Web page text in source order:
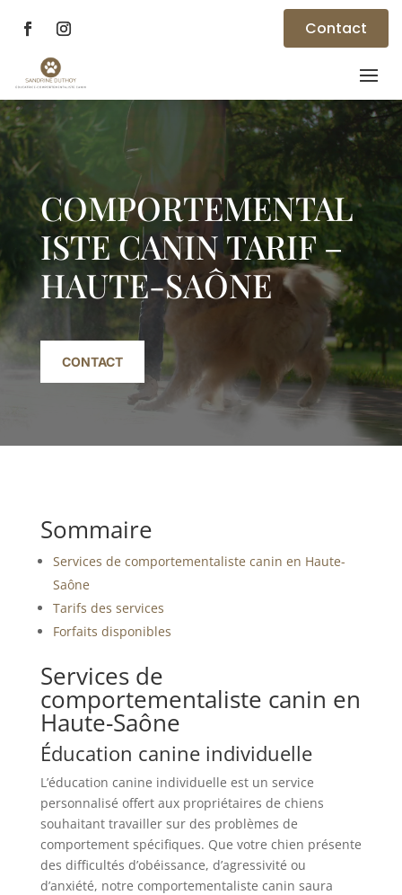
Contact
Lecteur
vidéo
COMPORTEMENTAL
ISTE CANIN TARIF –
HAUTE-SAÔNE
CONTACT
Sommaire
Services de comportementaliste canin en Haute-
Saône
Tarifs des services
Forfaits disponibles
Services de
comportementaliste canin en
Haute-Saône
Éducation canine individuelle
L’éducation canine individuelle est un service
personnalisé offert aux propriétaires de chiens
souhaitant travailler sur des problèmes de
comportement spécifiques. Que votre chien présente
des difficultés d’obéissance, d’agressivité ou
d’anxiété, notre comportementaliste canin saura